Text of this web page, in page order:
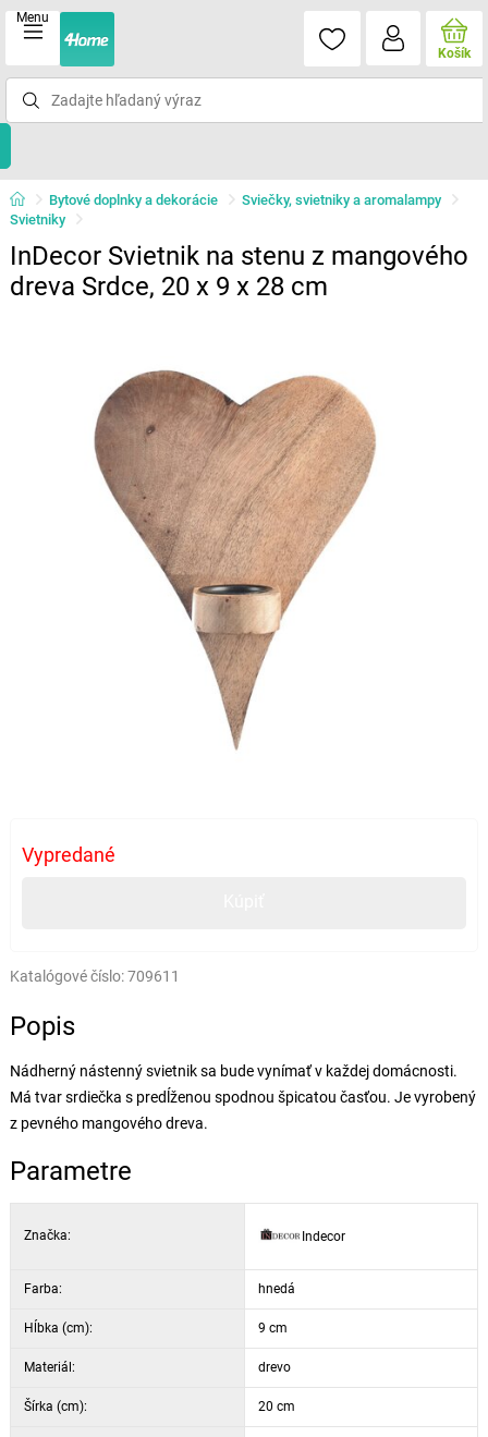
Menu
Košík
Bytové doplnky a dekorácie
Sviečky, svietniky a aromalampy
Svietniky
InDecor Svietnik na stenu z mangového
dreva Srdce, 20 x 9 x 28 cm
Vypredané
Katalógové číslo:709611
Popis
Nádherný nástenný svietnik sa bude vynímať v každej domácnosti.
Má tvar srdiečka s predĺženou spodnou špicatou časťou. Je vyrobený
z pevného mangového dreva.
Parametre
Značka: Indecor
Farba: hnedá
Hĺbka (cm): 9 cm
Materiál: drevo
Šírka (cm): 20 cm